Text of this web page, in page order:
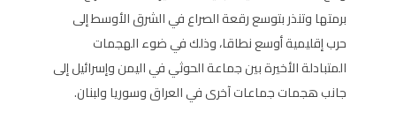
برمتها وتنذر بتوسع رقعة الصراع في الشرق الأوسط إلى
حرب إقليمية أوسع نطاقا، وذلك في ضوء الهجمات
المتبادلة الأخيرة بين جماعة الحوثي في اليمن وإسرائيل إلى
جانب هجمات جماعات آخرى في العراق وسوريا ولبنان.